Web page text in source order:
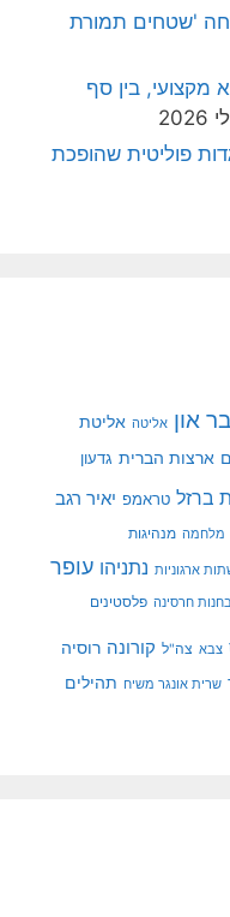
'שטחים תמורת
מקצועי, בין סף
פוליטית שהופכת
און אליטה אליטת
ארצות הברית גדעון
ברזל טראמפ יאיר רגב
מלחמה מנהיגות
ארגוניות נתניהו עופר
חרסינה פלסטינים
צבא צה"ל קורונה רוסיה
שרית אונגר משיח תהילים